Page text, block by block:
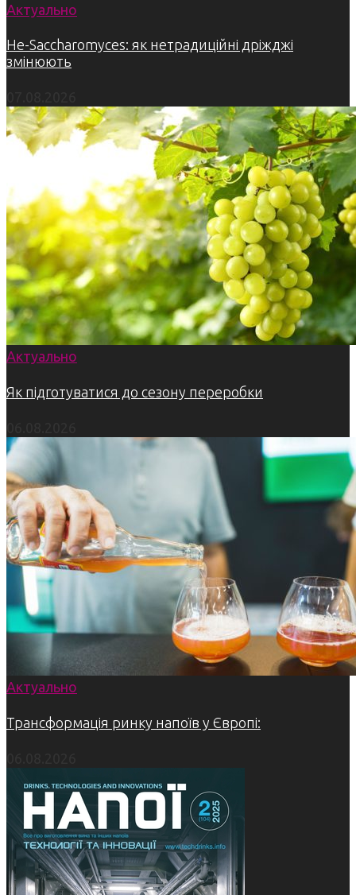
Актуально
Не-Saccharomyces: як нетрадиційні дріжджі
змінюють
Актуально
Як підготуватися до сезону переробки
Актуально
Трансформація ринку напоїв у Європі: